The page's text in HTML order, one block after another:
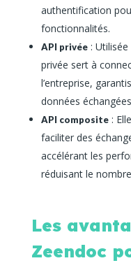
authentification
fonctionnalités.
API privée: Utilisée
privée sert à
l’entreprise,
données
API composite:
faciliter des
accélérant les
réduisant le
Les
Zeendoc